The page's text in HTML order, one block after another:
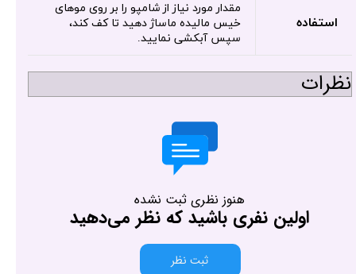
استفاده
مقدار مورد نیاز از شامپو را بر روی موهای
خیس مالیده ماساژ دهید تا کف کند،
سپس آبکشی نمایید.
نظرات
هنوز نظری ثبت نشده
اولین نفری باشید که نظر می‌دهید
ثبت نظر